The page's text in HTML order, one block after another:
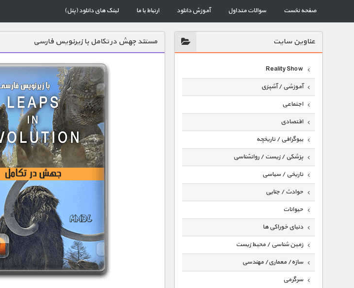
صفحه نخست سوالات متداول آموزش دانلود ارتباط با ما لینک های دانلود (پنل)
عناوين سايت
Reality Show
آموزشی / آشپزی
اجتماعی
اقتصادی
بیوگرافی / تاریخچه
پزشکی / زیست / روانشناسی
تاریخی / سیاسی
حوادث / جنایی
حیوانات
دنیای خوراکی ها
زمین شناسی / محیط زیست
سازه/ معماری/ مهندسی
سرگرمی
مستند جهش در تکامل با زیرنویس فارسی